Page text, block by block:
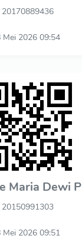
20170889436
Mei 2026 09:54
Maria Dewi P
20150991303
Mei 2026 09:51